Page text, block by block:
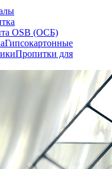
OSB (ОСБ)
Гипсокартонные
Пропитки для